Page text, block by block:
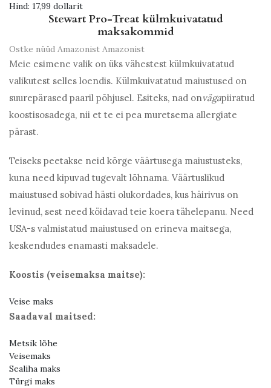
Hind: 17,99 dollarit
Stewart Pro-Treat külmkuivatatud
maksakommid
Ostke nüüd Amazonist Amazonist
Meie esimene valik on üks vähestest külmkuivatatud
valikutest selles loendis. Külmkuivatatud maiustused on
suurepärased paaril põhjusel. Esiteks, nad onvägapiiratud
koostisosadega, nii et te ei pea muretsema allergiate
pärast.
Teiseks peetakse neid kõrge väärtusega maiustusteks,
kuna need kipuvad tugevalt lõhnama. Väärtuslikud
maiustused sobivad hästi olukordades, kus häirivus on
levinud, sest need köidavad teie koera tähelepanu. Need
USA-s valmistatud maiustused on erineva maitsega,
keskendudes enamasti maksadele.
Koostis (veisemaksa maitse):
Veise maks
Saadaval maitsed:
Metsik lõhe
Veisemaks
Sealiha maks
Türgi maks